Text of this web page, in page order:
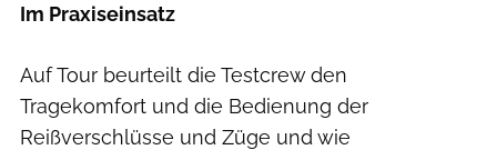
Im Praxiseinsatz
Auf Tour beurteilt die Testcrew den
Tragekomfort und die Bedienung der
Reißverschlüsse und Züge und wie